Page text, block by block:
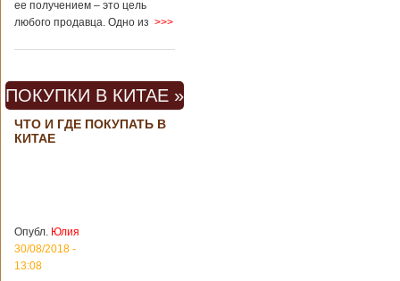
Шанхая или
Подробнее...
23/09/2018 - 13:07
В Китае
свет ребенок
через 4 года
после смерти
родителей
В Китае спустя 4
года после смерти
появился их
ребенок. Выносила
несколько
эмбрионов, так как
планировали
ее получением – это цель
любого продавца. Одно из >>>
ПОКУПКИ В КИТАЕ »
ЧТО И ГДЕ ПОКУПАТЬ В
КИТАЕ
Опубл. Юлия
30/08/2018 -
13:08